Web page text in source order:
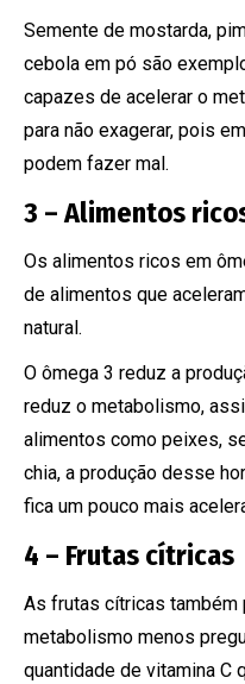
Semente de mostarda,
cebola em pó são
capazes de acelerar o
para não exagerar, pois
podem fazer mal.
3 – Alimentos
Os alimentos ricos em
de alimentos que
natural.
O ômega 3 reduz a
reduz o metabolismo,
alimentos como peixes,
chia, a produção desse
fica um pouco mais
4 – Frutas cítricas
As frutas cítricas também
metabolismo menos
quantidade de vitamina C